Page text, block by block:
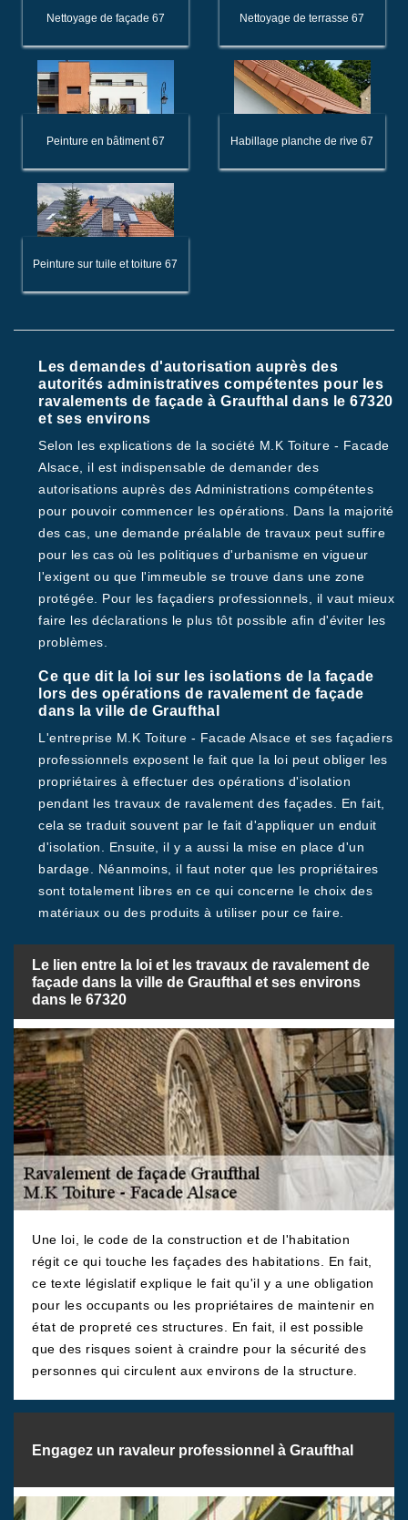
Nettoyage de façade 67 Nettoyage de terrasse 67
Peinture en bâtiment 67 Habillage planche de rive 67
Peinture sur tuile et toiture 67
Les demandes d'autorisation auprès des
autorités administratives compétentes pour les
ravalements de façade à Graufthal dans le 67320
et ses environs
Selon les explications de la société M.K Toiture - Facade
Alsace, il est indispensable de demander des
autorisations auprès des Administrations compétentes
pour pouvoir commencer les opérations. Dans la majorité
des cas, une demande préalable de travaux peut suffire
pour les cas où les politiques d'urbanisme en vigueur
l'exigent ou que l'immeuble se trouve dans une zone
protégée. Pour les façadiers professionnels, il vaut mieux
faire les déclarations le plus tôt possible afin d'éviter les
problèmes.
Ce que dit la loi sur les isolations de la façade
lors des opérations de ravalement de façade
dans la ville de Graufthal
L'entreprise M.K Toiture - Facade Alsace et ses façadiers
professionnels exposent le fait que la loi peut obliger les
propriétaires à effectuer des opérations d'isolation
pendant les travaux de ravalement des façades. En fait,
cela se traduit souvent par le fait d'appliquer un enduit
d'isolation. Ensuite, il y a aussi la mise en place d'un
bardage. Néanmoins, il faut noter que les propriétaires
sont totalement libres en ce qui concerne le choix des
matériaux ou des produits à utiliser pour ce faire.
Le lien entre la loi et les travaux de ravalement de
façade dans la ville de Graufthal et ses environs
dans le 67320
Une loi, le code de la construction et de l'habitation
régit ce qui touche les façades des habitations. En fait,
ce texte législatif explique le fait qu'il y a une obligation
pour les occupants ou les propriétaires de maintenir en
état de propreté ces structures. En fait, il est possible
que des risques soient à craindre pour la sécurité des
personnes qui circulent aux environs de la structure.
Engagez un ravaleur professionnel à Graufthal